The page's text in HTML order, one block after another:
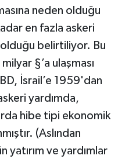
neden olduğu
en fazla askeri
olduğu belirtiliyor. Bu
§’a ulaşması
İsrail’e 1959'dan
yardımda,
hibe tipi ekonomik
(Aslından
yatırım ve yardımlar